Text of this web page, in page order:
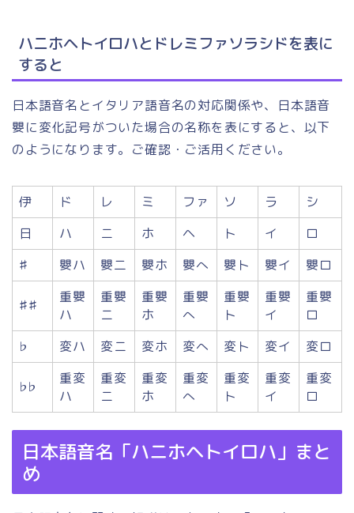
ハニホヘトイロハとドレミファソラシドを表に
すると
日本語音名とイタリア語音名の対応関係や、日本語音
嬰に変化記号がついた場合の名称を表にすると、以下
のようになります。ご確認・ご活用ください。
伊 ド レ ミ ファ ソ ラ
シ
日
ハ ニ ホ ヘ ト イ
ロ
♯
嬰ハ 嬰二 嬰ホ 嬰へ 嬰ト 嬰イ 嬰ロ
♯♯
重嬰
ハ
重嬰
ニ
重嬰
ホ
重嬰
へ
重嬰
ト
重嬰
イ
重嬰
ロ
♭
変ハ 変ニ 変ホ 変へ 変ト 変イ 変ロ
♭♭
重変
ハ
重変
ニ
重変
ホ
重変
へ
重変
ト
重変
イ
重変
ロ
日本語音名「ハニホヘトイロハ」まと
め